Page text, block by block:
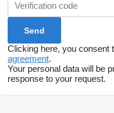
Clicking here, you consent
agreement.
Your personal data will be
response to your request.